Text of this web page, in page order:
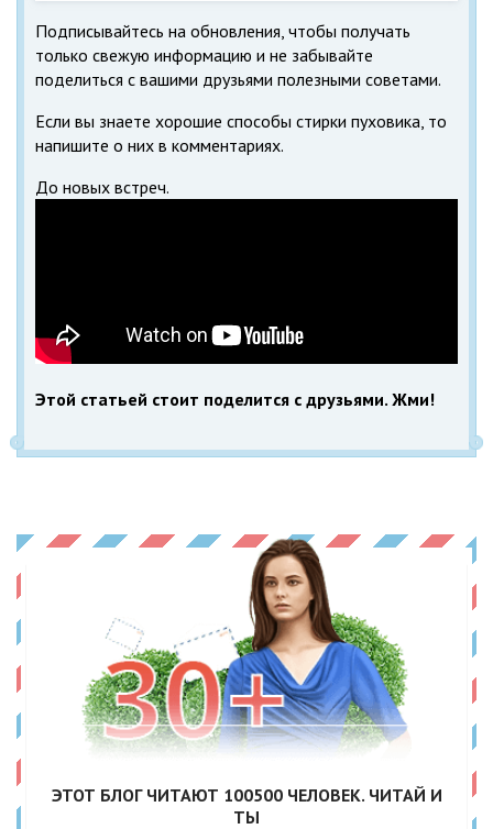
Подписывайтесь на обновления, чтобы получать
только свежую информацию и не забывайте
поделиться с вашими друзьями полезными советами.
Если вы знаете хорошие способы стирки пуховика, то
напишите о них в комментариях.
До новых встреч.
Этой статьей стоит поделится с друзьями. Жми!
ЭТОТ БЛОГ ЧИТАЮТ 100500ЧЕЛОВЕК. ЧИТАЙ И
ТЫ